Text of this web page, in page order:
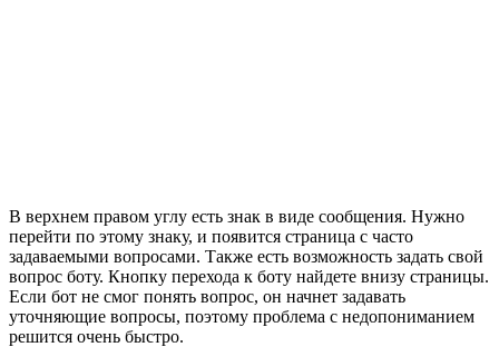
В верхнем правом углу есть знак в виде сообщения. Нужно
перейти по этому знаку, и появится страница с часто
задаваемыми вопросами. Также есть возможность задать свой
вопрос боту. Кнопку перехода к боту найдете внизу страницы.
Если бот не смог понять вопрос, он начнет задавать
уточняющие вопросы, поэтому проблема с недопониманием
решится очень быстро.